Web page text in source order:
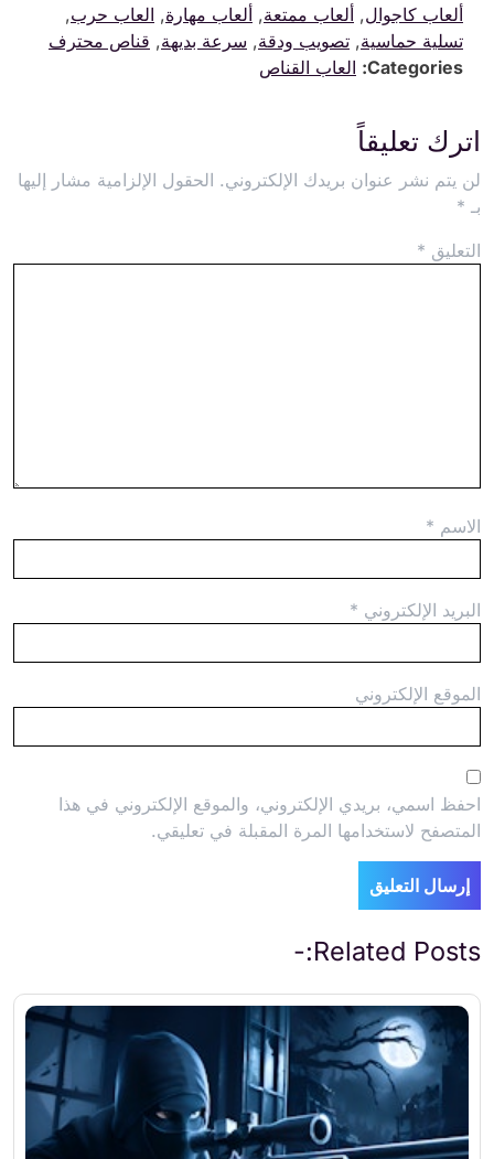
ألعاب كاجوال, ألعاب ممتعة, ألعاب مهارة, العاب حرب,
تسلية حماسية, تصويب ودقة, سرعة بديهة, قناص محترف
Categories: العاب القناص
اترك تعليقاً
لن يتم نشر عنوان بريدك الإلكتروني. الحقول الإلزامية مشار إليها
بـ *
التعليق *
الاسم *
البريد الإلكتروني *
الموقع الإلكتروني
احفظ اسمي، بريدي الإلكتروني، والموقع الإلكتروني في هذا
المتصفح لاستخدامها المرة المقبلة في تعليقي.
Related Posts:-